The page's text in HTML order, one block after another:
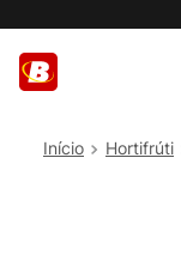
Hortifrúti